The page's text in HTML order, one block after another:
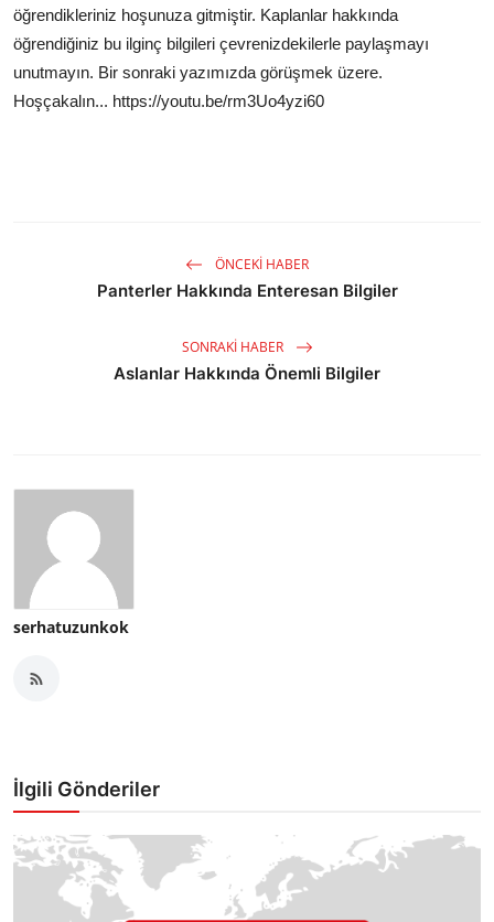
öğrendikleriniz hoşunuza gitmiştir. Kaplanlar hakkında
öğrendiğiniz bu ilginç bilgileri çevrenizdekilerle paylaşmayı
unutmayın. Bir sonraki yazımızda görüşmek üzere.
Hoşçakalın... https://youtu.be/rm3Uo4yzi60
ÖNCEKI HABER
Panterler Hakkında Enteresan Bilgiler
SONRAKI HABER
Aslanlar Hakkında Önemli Bilgiler
serhatuzunkok
İlgili Gönderiler